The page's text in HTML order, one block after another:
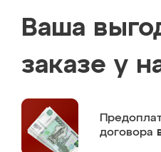
Ваша
заказе у
договора